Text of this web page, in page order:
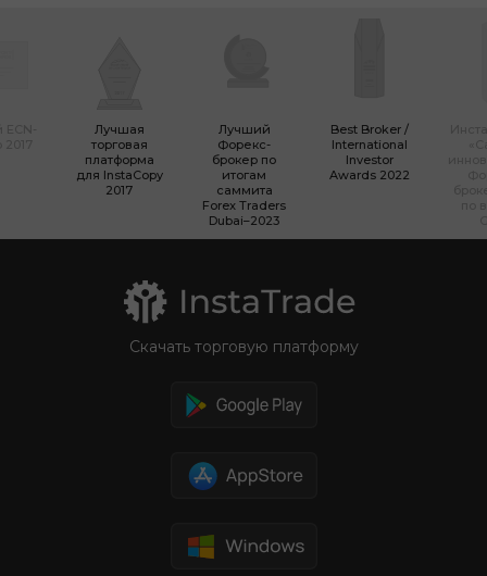
Лучшая
торговая
платформа
для InstaCopy
2017
Лучший
Форекс-
брокер по
итогам
саммита
Forex Traders
Dubai–2023
Best Broker /
International
Investor
Awards 2022
Скачать торговую платформу